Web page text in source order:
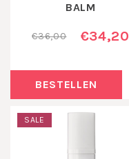
BALM
€36,00 €34,20
BESTELLEN
SALE